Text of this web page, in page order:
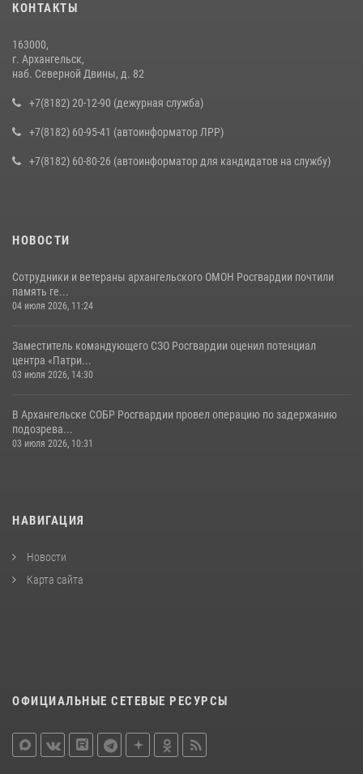
КОНТАКТЫ
163000,
г. Архангельск,
наб. Северной Двины, д. 82
+7(8182) 20-12-90 (дежурная служба)
+7(8182) 60-95-41 (автоинформатор ЛРР)
+7(8182) 60-80-26 (автоинформатор для кандидатов на службу)
НОВОСТИ
Сотрудники и ветераны архангельского ОМОН Росгвардии почтили
память ге...
04 июля 2026, 11:24
Заместитель командующего СЗО Росгвардии оценил потенциал
центра «Патри...
03 июля 2026, 14:30
В Архангельске СОБР Росгвардии провел операцию по задержанию
подозрева...
03 июля 2026, 10:31
НАВИГАЦИЯ
Новости
Карта сайта
ОФИЦИАЛЬНЫЕ СЕТЕВЫЕ РЕСУРСЫ